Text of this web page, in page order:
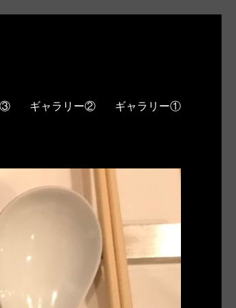
③ ギャラリー② ギャラリー①